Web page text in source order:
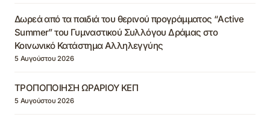
Δωρεά από τα παιδιά του θερινού προγράμματος “Active
Summer” του Γυμναστικού Συλλόγου Δράμας στο
Κοινωνικό Κατάστημα Αλληλεγγύης
5 Αυγούστου 2026
ΤΡΟΠΟΠΟΙΗΣΗ ΩΡΑΡΙΟΥ ΚΕΠ
5 Αυγούστου 2026